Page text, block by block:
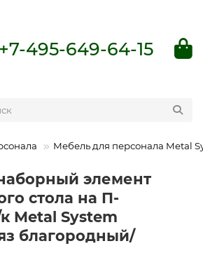
+7-495-649-64-15
Мебель для персонала Metal
элемент
стола на П-
Metal System
благородный/